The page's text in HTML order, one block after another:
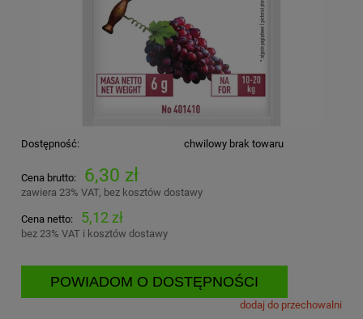
Dostępność: chwilowy brak towaru
Cena brutto: 6,30 zł
zawiera 23% VAT, bez kosztów dostawy
Cena netto: 5,12 zł
bez 23% VAT i kosztów dostawy
POWIADOM O DOSTĘPNOŚCI
dodaj do przechowalni